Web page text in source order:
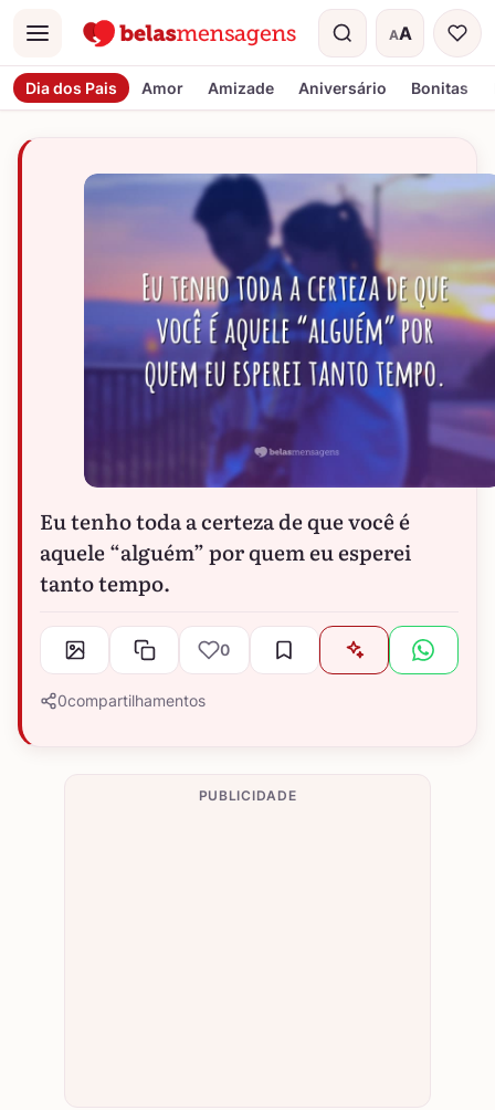
Menu AA
Tamanho do
Dia dos Pais Amor Amizade Aniversário Bonitas
Eu tenho toda a certeza de que você é
aquele “alguém” por quem eu esperei
tanto tempo.
0
0compartilhamentos
PUBLICIDADE